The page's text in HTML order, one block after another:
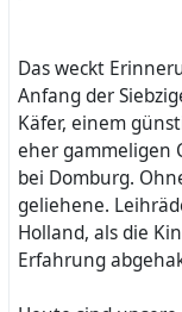
Das weckt
Anfang der
Käfer, einem
eher gammeligen
bei Domburg.
geliehene.
Holland, als die
Erfahrung